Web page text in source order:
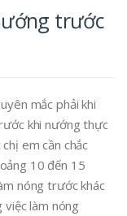
trước
mắc phải khi
khi nướng thực
em cần chắc
10 đến 15
nóng trước khác
việc làm nóng